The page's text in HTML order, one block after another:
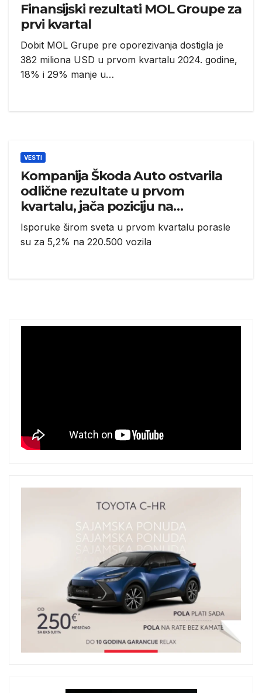
Finansijski rezultati MOL Groupe za
prvi kvartal
Dobit MOL Grupe pre oporezivanja dostigla je
382 miliona USD u prvom kvartalu 2024. godine,
18% i 29% manje u…
VESTI
Kompanija Škoda Auto ostvarila
odlične rezultate u prvom
kvartalu, jača poziciju na
evropskom tržištu
Isporuke širom sveta u prvom kvartalu porasle
su za 5,2% na 220.500 vozila